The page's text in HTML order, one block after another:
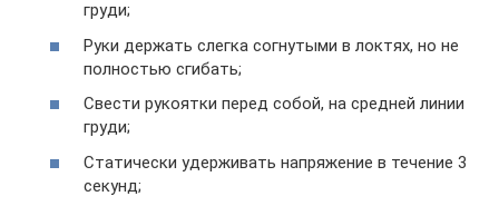
груди;
Руки держать слегка согнутыми в локтях, но не
полностью сгибать;
Свести рукоятки перед собой, на средней линии
груди;
Статически удерживать напряжение в течение 3
секунд;